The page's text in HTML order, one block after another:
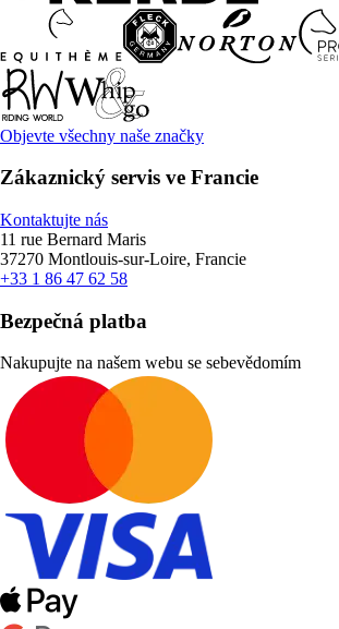
Objevte všechny naše značky
Zákaznický servis ve Francie
Kontaktujte nás
11 rue Bernard Maris
37270 Montlouis-sur-Loire, Francie
+33 1 86 47 62 58
Bezpečná platba
Nakupujte na našem webu se sebevědomím